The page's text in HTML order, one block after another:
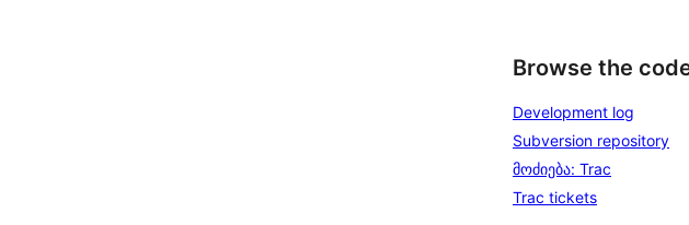
Browse the
Development log
Subversion repository
მოძიება: Trac
Trac tickets